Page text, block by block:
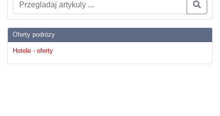
Oferty podrózy
Hotele - oferty